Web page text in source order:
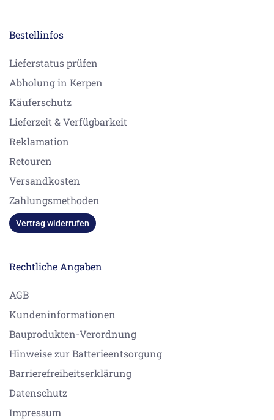
Bestellinfos
Lieferstatus prüfen
Abholung in Kerpen
Käuferschutz
Lieferzeit & Verfügbarkeit
Reklamation
Retouren
Versandkosten
Zahlungsmethoden
Vertrag widerrufen
Rechtliche Angaben
AGB
Kundeninformationen
Bauprodukten-Verordnung
Hinweise zur Batterieentsorgung
Barrierefreiheitserklärung
Datenschutz
Impressum